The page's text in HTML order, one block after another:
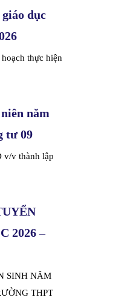
dục
thực hiện
năm
tư 09
v/v thành lập
2026 –
SINH NĂM
THPT